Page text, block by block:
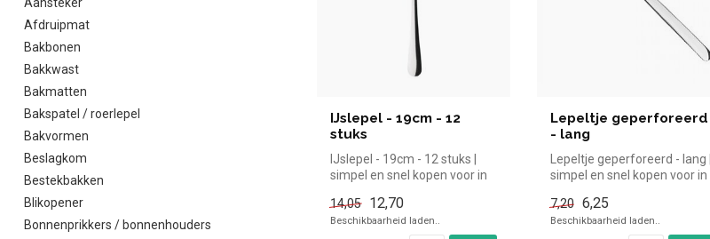
Afdruipmat
Bakbonen
Bakkwast
Bakmatten
Bakspatel / roerlepel
Bakvormen
Beslagkom
Bestekbakken
Blikopener
Bonnenprikkers / bonnenhouders
IJslepel - 19cm - 12
stuks
IJslepel - 19cm - 12 stuks |
simpel en snel kopen voor in
14,05 12,70
Beschikbaarheid laden..
Lepeltje geperforeerd
- lang
Lepeltje geperforeerd - lang |
simpel en snel kopen voor in
7,20 6,25
Beschikbaarheid laden..